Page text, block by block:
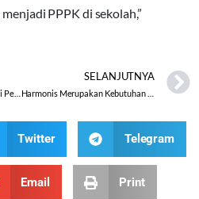
PPPK di sekolah,”
Kemenag Segera Gelar Seleksi Petugas Haji 1445 H
SELANJUTNYA
Twitter Telegram
Email Print